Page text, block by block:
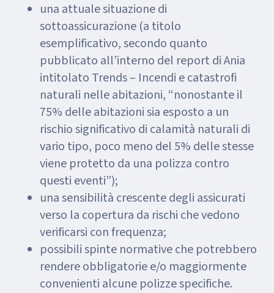
una attuale situazione di
sottoassicurazione (a titolo
esemplificativo, secondo quanto
pubblicato all’interno del report di Ania
intitolato Trends – Incendi e catastrofi
naturali nelle abitazioni, “nonostante il
75% delle abitazioni sia esposto a un
rischio significativo di calamità naturali di
vario tipo, poco meno del 5% delle stesse
viene protetto da una polizza contro
questi eventi”);
una sensibilità crescente degli assicurati
verso la copertura da rischi che vedono
verificarsi con frequenza;
possibili spinte normative che potrebbero
rendere obbligatorie e/o maggiormente
convenienti alcune polizze specifiche.